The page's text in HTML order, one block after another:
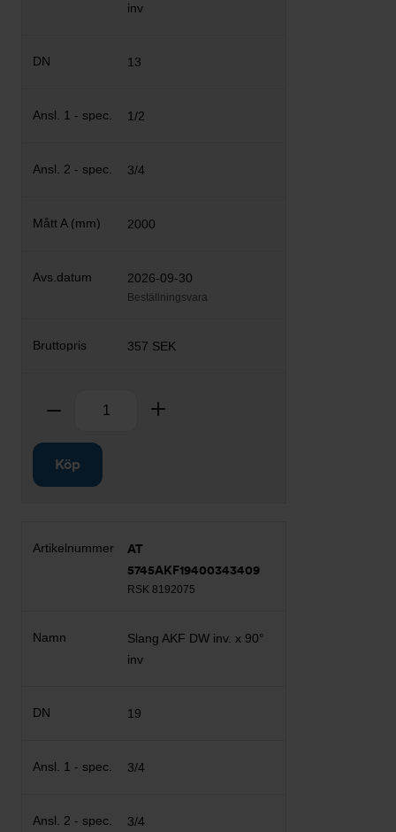
inv
13
1/2
3/4
2000
2026-09-30
Beställningsvara
357 SEK
Ta bort
Köp
AT
5745AKF19400343409
RSK 8192075
Slang AKF DW inv. x 90°
inv
19
3/4
3/4